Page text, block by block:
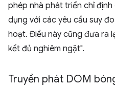
phép nhà phát triển chỉ
dụng với các yêu cầu suy
hoạt. Điều này cũng đưa ra
kết đủ nghiêm ngặt".
Truyền phát DOM